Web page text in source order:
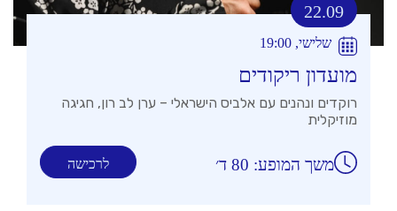
22.09
שלישי, 19:00
מועדון ריקודים
רוקדים ונהנים עם אלביס הישראלי – ערן לב רון, חגיגה
מוזיקלית
לרכישה משך המופע: 80 ד׳